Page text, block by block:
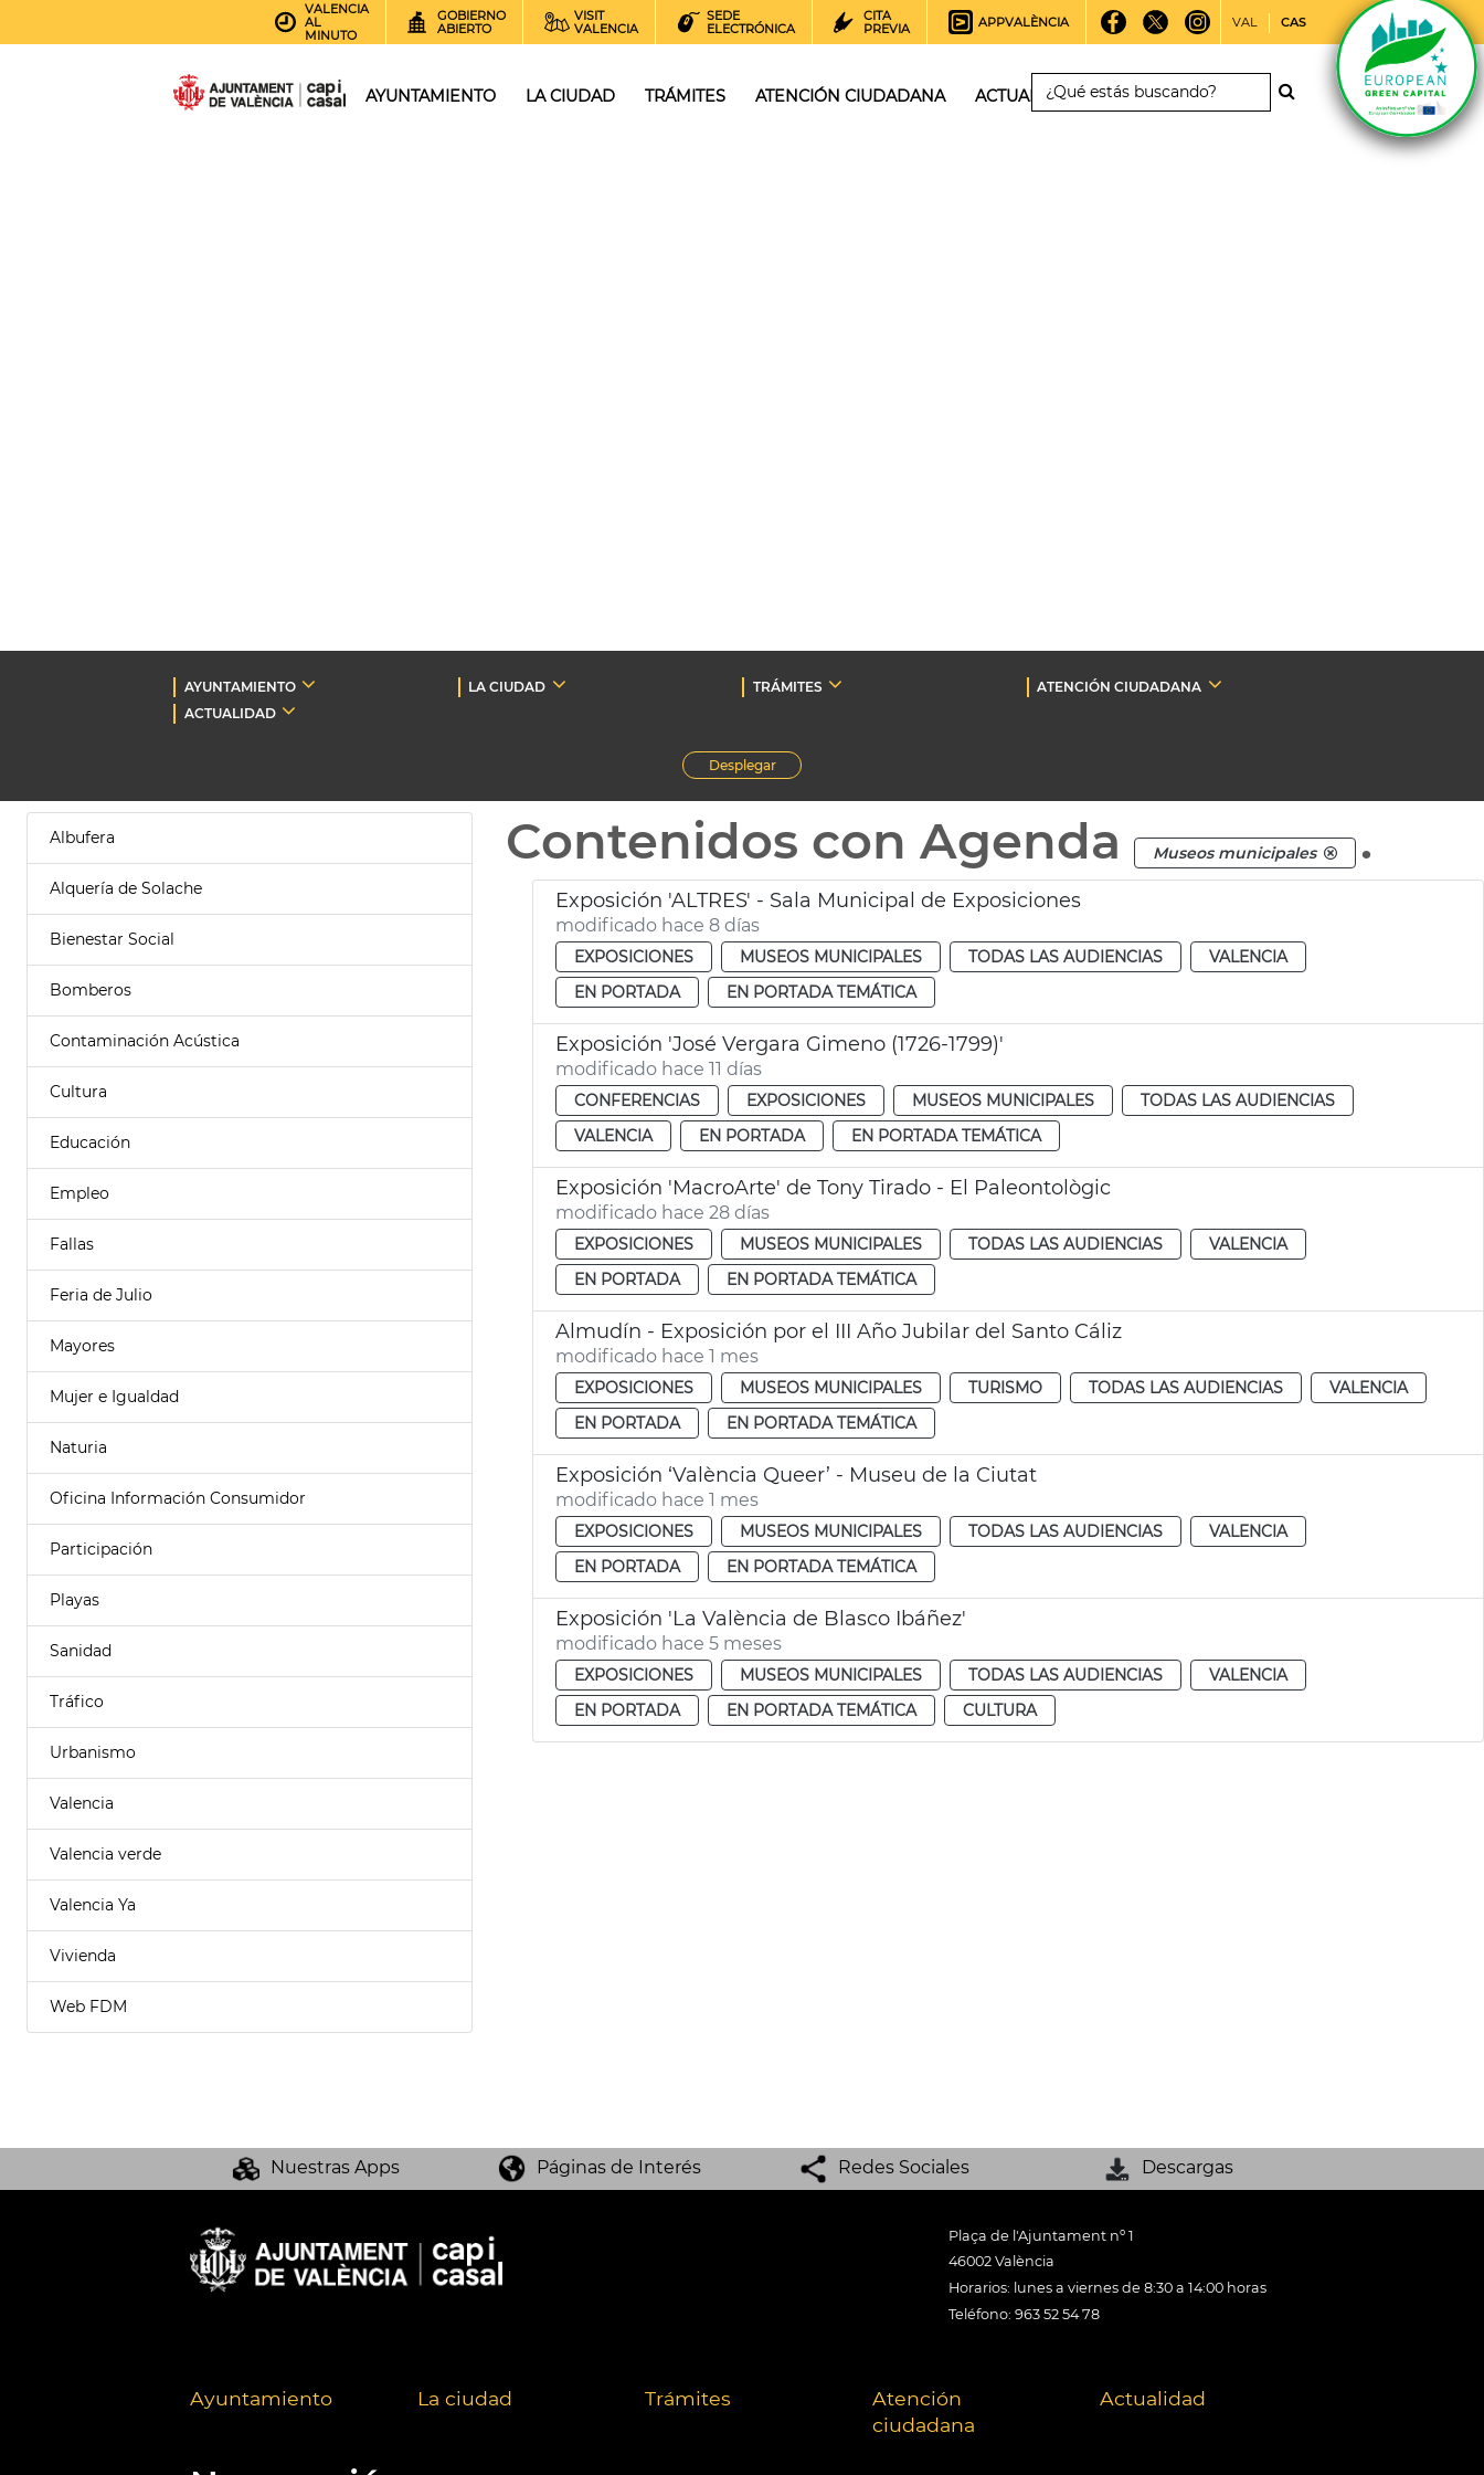
VALENCIA
AL
MINUTO
GOBIERNO
ABIERTO
VISIT
VALENCIA
SEDE
ELECTRÓNICA
CITA
PREVIA
APPVALÈNCIA VAL CAS
AYUNTAMIENTO LA CIUDAD TRÁMITES ATENCIÓN CIUDADANA ACTUALIDAD
AYUNTAMIENTO LA CIUDAD TRÁMITES
ATENCIÓN CIUDADANA
ACTUALIDAD
Desplegar
Albufera
Alquería de Solache
Bienestar Social
Bomberos
Contaminación Acústica
Cultura
Educación
Empleo
Fallas
Feria de Julio
Mayores
Mujer e Igualdad
Naturia
Oficina Información Consumidor
Participación
Playas
Sanidad
Tráfico
Urbanismo
Valencia
Valencia verde
Valencia Ya
Vivienda
Web FDM
Contenidos con Agenda Museos municipales .
Exposición 'ALTRES' - Sala Municipal de Exposiciones
modificado hace 8 días
EXPOSICIONES MUSEOS MUNICIPALES TODAS LAS AUDIENCIAS
VALENCIA
EN PORTADA
EN PORTADA TEMÁTICA
Exposición 'José Vergara Gimeno (1726-1799)'
modificado hace 11 días
CONFERENCIAS EXPOSICIONES MUSEOS MUNICIPALES
TODAS LAS AUDIENCIAS
VALENCIA
EN PORTADA EN PORTADA TEMÁTICA
Exposición 'MacroArte' de Tony Tirado - El Paleontològic
modificado hace 28 días
EXPOSICIONES MUSEOS MUNICIPALES TODAS LAS AUDIENCIAS
VALENCIA
EN PORTADA
EN PORTADA TEMÁTICA
Almudín - Exposición por el III Año Jubilar del Santo Cáliz
modificado hace 1 mes
EXPOSICIONES MUSEOS MUNICIPALES TURISMO TODAS LAS AUDIENCIAS
VALENCIA
EN PORTADA
EN PORTADA TEMÁTICA
Exposición ‘València Queer’ - Museu de la Ciutat
modificado hace 1 mes
EXPOSICIONES MUSEOS MUNICIPALES TODAS LAS AUDIENCIAS
VALENCIA
EN PORTADA
EN PORTADA TEMÁTICA
Exposición 'La València de Blasco Ibáñez'
modificado hace 5 meses
EXPOSICIONES MUSEOS MUNICIPALES TODAS LAS AUDIENCIAS
VALENCIA
EN PORTADA
EN PORTADA TEMÁTICA CULTURA
Nuestras Apps Páginas de Interés Redes Sociales Descargas
Plaça de l'Ajuntament nº 1
46002 València
Horarios: lunes a viernes de 8:30 a 14:00 horas
Teléfono: 963 52 54 78
Ayuntamiento La ciudad Trámites
Atención
ciudadana
Actualidad